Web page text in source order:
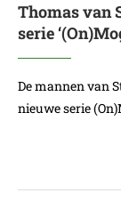
Thomas van
serie
De mannen van
nieuwe serie